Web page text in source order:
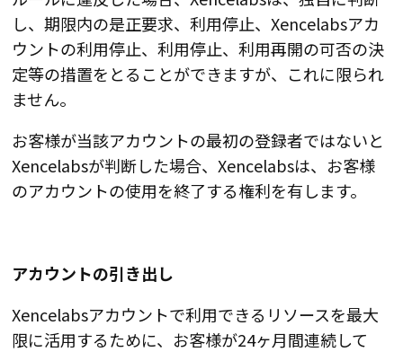
し、期限内の是正要求、利用停止、Xencelabsアカ
ウントの利用停止、利用停止、利用再開の可否の決
定等の措置をとることができますが、これに限られ
ません。
お客様が当該アカウントの最初の登録者ではないと
Xencelabsが判断した場合、Xencelabsは、お客様
のアカウントの使用を終了する権利を有します。
アカウントの引き出し
Xencelabsアカウントで利用できるリソースを最大
限に活用するために、お客様が24ヶ月間連続して